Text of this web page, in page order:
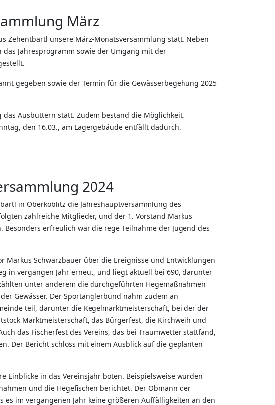
März
Zehentbartl unsere März-Monatsversammlung statt. Neben
Jahresprogramm sowie der Umgang mit der
gegeben sowie der Termin für die Gewässerbegehung 2025
Ausbuttern statt. Zudem bestand die Möglichkeit,
den 16.03., am Lagergebäude entfällt dadurch.
2024
in Oberköblitz die Jahreshauptversammlung des
zahlreiche Mitglieder, und der 1. Vorstand Markus
erfreulich war die rege Teilnahme der Jugend des
Markus Schwarzbauer über die Ereignisse und Entwicklungen
in vergangen Jahr erneut, und liegt aktuell bei 690, darunter
unter anderem die durchgeführten Hegemaßnahmen
Gewässer. Der Sportanglerbund nahm zudem an
teil, darunter die Kegelmarktmeisterschaft, bei der der
Marktmeisterschaft, das Bürgerfest, die Kirchweih und
das Fischerfest des Vereins, das bei Traumwetter stattfand,
Der Bericht schloss mit einem Ausblick auf die geplanten
Einblicke in das Vereinsjahr boten. Beispielsweise wurden
und die Hegefischen berichtet. Der Obmann der
im vergangenen Jahr keine größeren Auffälligkeiten an den